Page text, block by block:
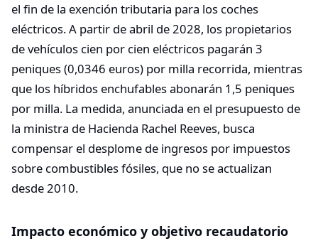
el fin de la exención tributaria para los coches
eléctricos. A partir de abril de 2028, los propietarios
de vehículos cien por cien eléctricos pagarán 3
peniques (0,0346 euros) por milla recorrida, mientras
que los híbridos enchufables abonarán 1,5 peniques
por milla. La medida, anunciada en el presupuesto de
la ministra de Hacienda Rachel Reeves, busca
compensar el desplome de ingresos por impuestos
sobre combustibles fósiles, que no se actualizan
desde 2010.​
Impacto económico y objetivo recaudatorio